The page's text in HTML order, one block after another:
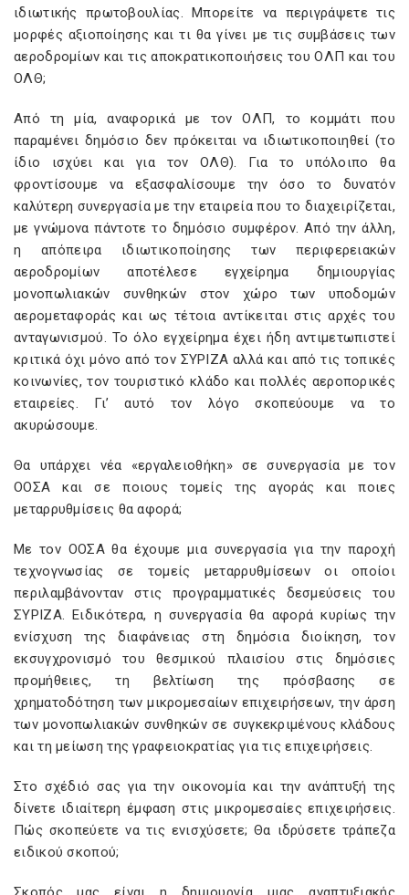
ιδιωτικής πρωτοβουλίας. Μπορείτε να περιγράψετε τις
μορφές αξιοποίησης και τι θα γίνει με τις συμβάσεις των
αεροδρομίων και τις αποκρατικοποιήσεις του ΟΛΠ και του
ΟΛΘ;
Από τη μία, αναφορικά με τον ΟΛΠ, το κομμάτι που
παραμένει δημόσιο δεν πρόκειται να ιδιωτικοποιηθεί (το
ίδιο ισχύει και για τον ΟΛΘ). Για το υπόλοιπο θα
φροντίσουμε να εξασφαλίσουμε την όσο το δυνατόν
καλύτερη συνεργασία με την εταιρεία που το διαχειρίζεται,
με γνώμονα πάντοτε το δημόσιο συμφέρον. Από την άλλη,
η απόπειρα ιδιωτικοποίησης των περιφερειακών
αεροδρομίων αποτέλεσε εγχείρημα δημιουργίας
μονοπωλιακών συνθηκών στον χώρο των υποδομών
αερομεταφοράς και ως τέτοια αντίκειται στις αρχές του
ανταγωνισμού. Το όλο εγχείρημα έχει ήδη αντιμετωπιστεί
κριτικά όχι μόνο από τον ΣΥΡΙΖΑ αλλά και από τις τοπικές
κοινωνίες, τον τουριστικό κλάδο και πολλές αεροπορικές
εταιρείες. Γι’ αυτό τον λόγο σκοπεύουμε να το
ακυρώσουμε.
Θα υπάρχει νέα «εργαλειοθήκη» σε συνεργασία με τον
ΟΟΣΑ και σε ποιους τομείς της αγοράς και ποιες
μεταρρυθμίσεις θα αφορά;
Με τον ΟΟΣΑ θα έχουμε μια συνεργασία για την παροχή
τεχνογνωσίας σε τομείς μεταρρυθμίσεων οι οποίοι
περιλαμβάνονταν στις προγραμματικές δεσμεύσεις του
ΣΥΡΙΖΑ. Ειδικότερα, η συνεργασία θα αφορά κυρίως την
ενίσχυση της διαφάνειας στη δημόσια διοίκηση, τον
εκσυγχρονισμό του θεσμικού πλαισίου στις δημόσιες
προμήθειες, τη βελτίωση της πρόσβασης σε
χρηματοδότηση των μικρομεσαίων επιχειρήσεων, την άρση
των μονοπωλιακών συνθηκών σε συγκεκριμένους κλάδους
και τη μείωση της γραφειοκρατίας για τις επιχειρήσεις.
Στο σχέδιό σας για την οικονομία και την ανάπτυξή της
δίνετε ιδιαίτερη έμφαση στις μικρομεσαίες επιχειρήσεις.
Πώς σκοπεύετε να τις ενισχύσετε; Θα ιδρύσετε τράπεζα
ειδικού σκοπού;